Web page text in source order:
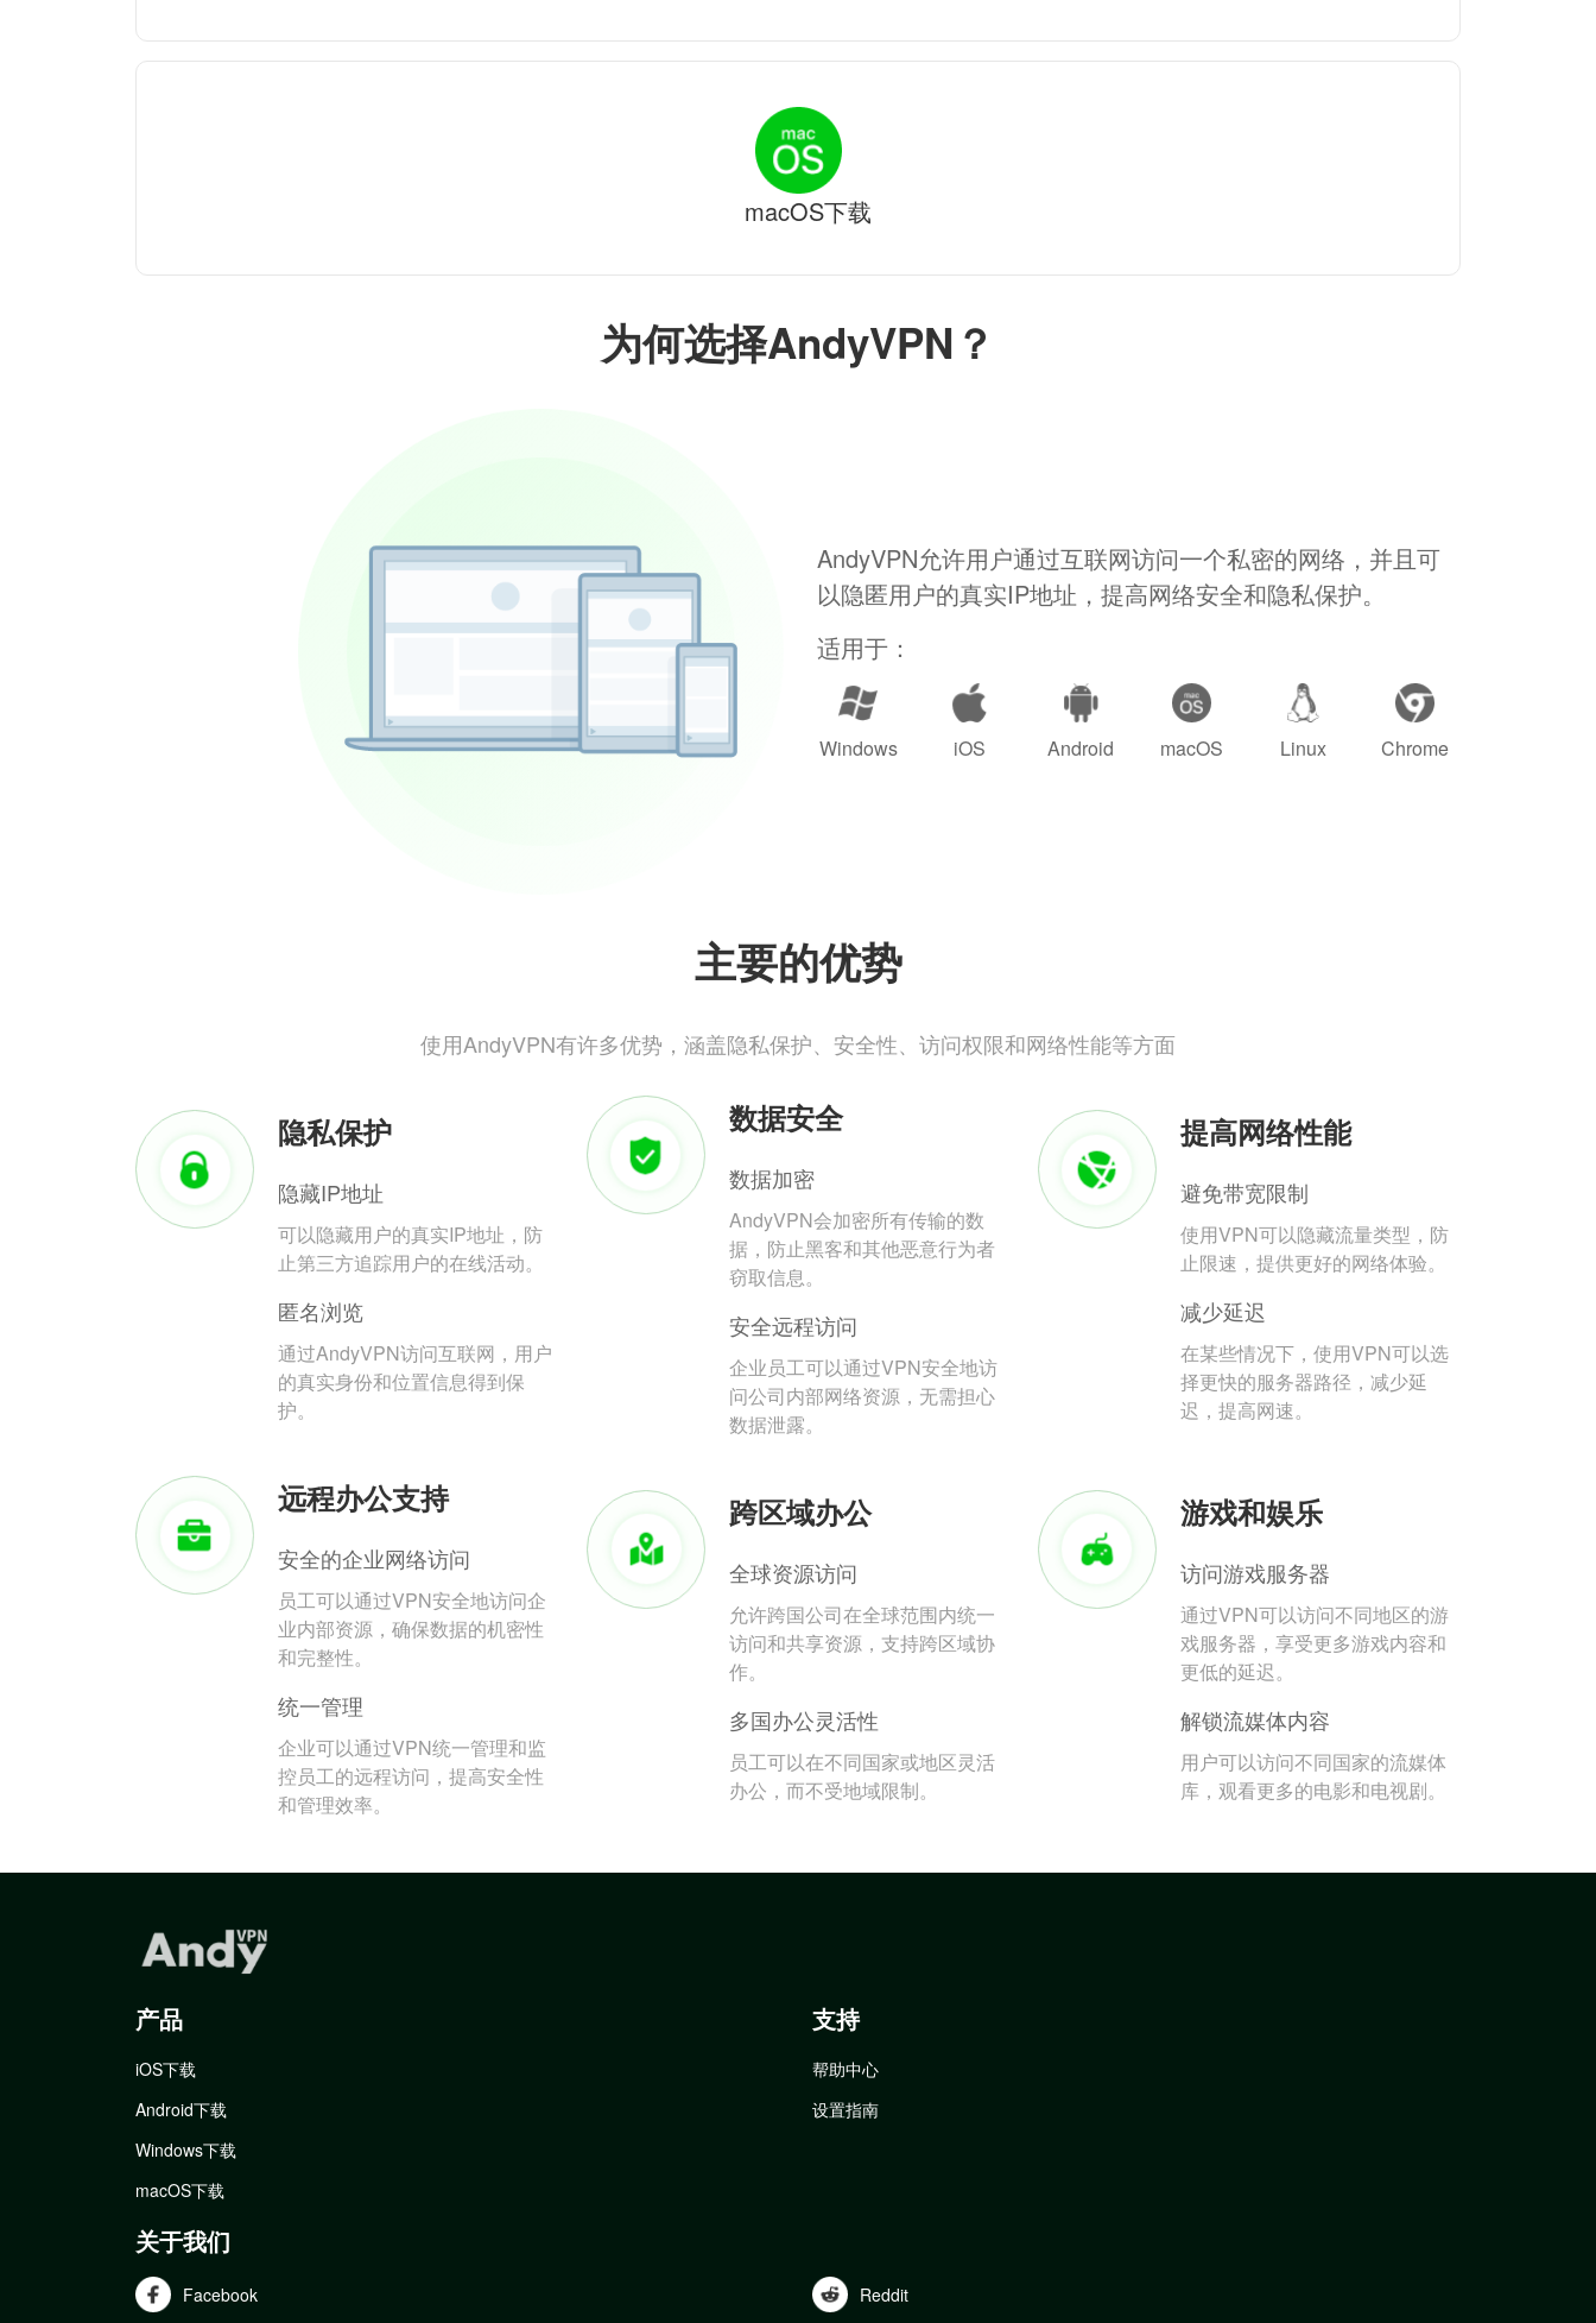
为何选择AndyVPN？
AndyVPN允许用户通过互联网访问一个私密的网络，并且可
以隐匿用户的真实IP地址，提高网络安全和隐私保护。
适用于：
Windows iOS Android macOS Linux Chrome
主要的优势
使用AndyVPN有许多优势，涵盖隐私保护、安全性、访问权限和网络性能等方面
隐私保护
隐藏IP地址
可以隐藏用户的真实IP地址，防
止第三方追踪用户的在线活动。
匿名浏览
通过AndyVPN访问互联网，用户
的真实身份和位置信息得到保
护。
数据安全
数据加密
AndyVPN会加密所有传输的数
据，防止黑客和其他恶意行为者
窃取信息。
安全远程访问
企业员工可以通过VPN安全地访
问公司内部网络资源，无需担心
数据泄露。
提高网络性能
避免带宽限制
使用VPN可以隐藏流量类型，防
止限速，提供更好的网络体验。
减少延迟
在某些情况下，使用VPN可以选
择更快的服务器路径，减少延
迟，提高网速。
远程办公支持
安全的企业网络访问
员工可以通过VPN安全地访问企
业内部资源，确保数据的机密性
和完整性。
统一管理
企业可以通过VPN统一管理和监
控员工的远程访问，提高安全性
和管理效率。
跨区域办公
全球资源访问
允许跨国公司在全球范围内统一
访问和共享资源，支持跨区域协
作。
多国办公灵活性
员工可以在不同国家或地区灵活
办公，而不受地域限制。
游戏和娱乐
访问游戏服务器
通过VPN可以访问不同地区的游
戏服务器，享受更多游戏内容和
更低的延迟。
解锁流媒体内容
用户可以访问不同国家的流媒体
库，观看更多的电影和电视剧。
macOS下载
产品
iOS下载
Android下载
Windows下载
macOS下载
支持
帮助中心
设置指南
关于我们
Facebook Reddit